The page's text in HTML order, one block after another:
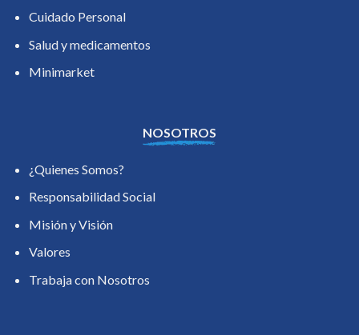
Cuidado Personal
Salud y medicamentos
Minimarket
NOSOTROS
¿Quienes Somos?
Responsabilidad Social
Misión y Visión
Valores
Trabaja con Nosotros